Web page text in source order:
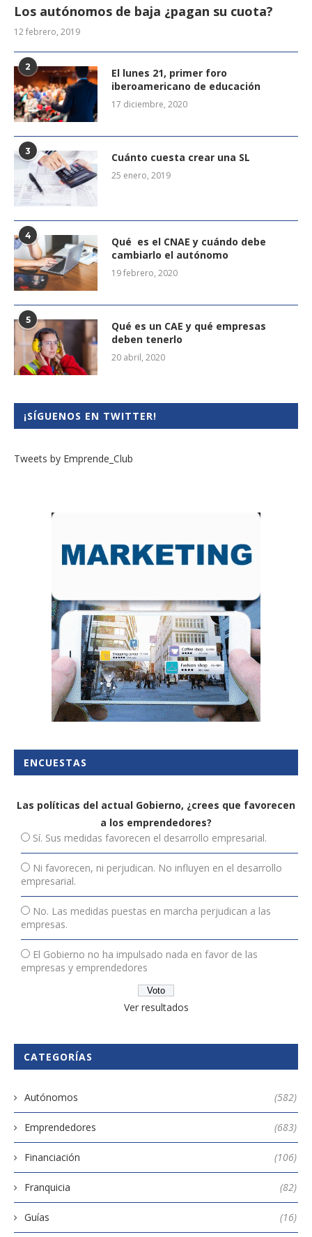
Los autónomos de baja ¿pagan su cuota?
12 febrero, 2019
2
El lunes 21, primer foro
iberoamericano de educación
17 diciembre, 2020
3 Cuánto cuesta crear una SL
25 enero, 2019
4
Qué es el CNAE y cuándo debe
cambiarlo el autónomo
19 febrero, 2020
5
Qué es un CAE y qué empresas
deben tenerlo
20 abril, 2020
¡SÍGUENOS EN TWITTER!
Tweets by Emprende_Club
ENCUESTAS
Las políticas del actual Gobierno, ¿crees que favorecen
a los emprendedores?
Sí. Sus medidas favorecen el desarrollo empresarial.
Ni favorecen, ni perjudican. No influyen en el desarrollo
empresarial.
No. Las medidas puestas en marcha perjudican a las
empresas.
El Gobierno no ha impulsado nada en favor de las
empresas y emprendedores
Ver resultados
CATEGORÍAS
Autónomos (582)
Emprendedores (683)
Financiación (106)
Franquicia (82)
Guías (16)